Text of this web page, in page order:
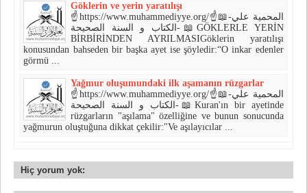
Göklerin ve yerin yaratılışı
☝https://www.muhammediyye.org/☝📖-المحمية علي
الكتاب و السنة الصحيحة-📖GÖKLERLE YERİN
BİRBİRİNDEN AYRILMASIGöklerin yaratılışı
konusundan bahseden bir başka ayet ise şöyledir:“O inkar edenler
görmü ...
Yağmur oluşumundaki ilk aşamanın rüzgarlar
☝https://www.muhammediyye.org/☝📖-المحمية علي
الكتاب و السنة الصحيحة-📖Kuran'ın bir ayetinde
rüzgarların "aşılama" özelliğine ve bunun sonucunda
yağmurun oluştuğuna dikkat çekilir:"Ve aşılayıcılar ...
Hiç yorum yok: